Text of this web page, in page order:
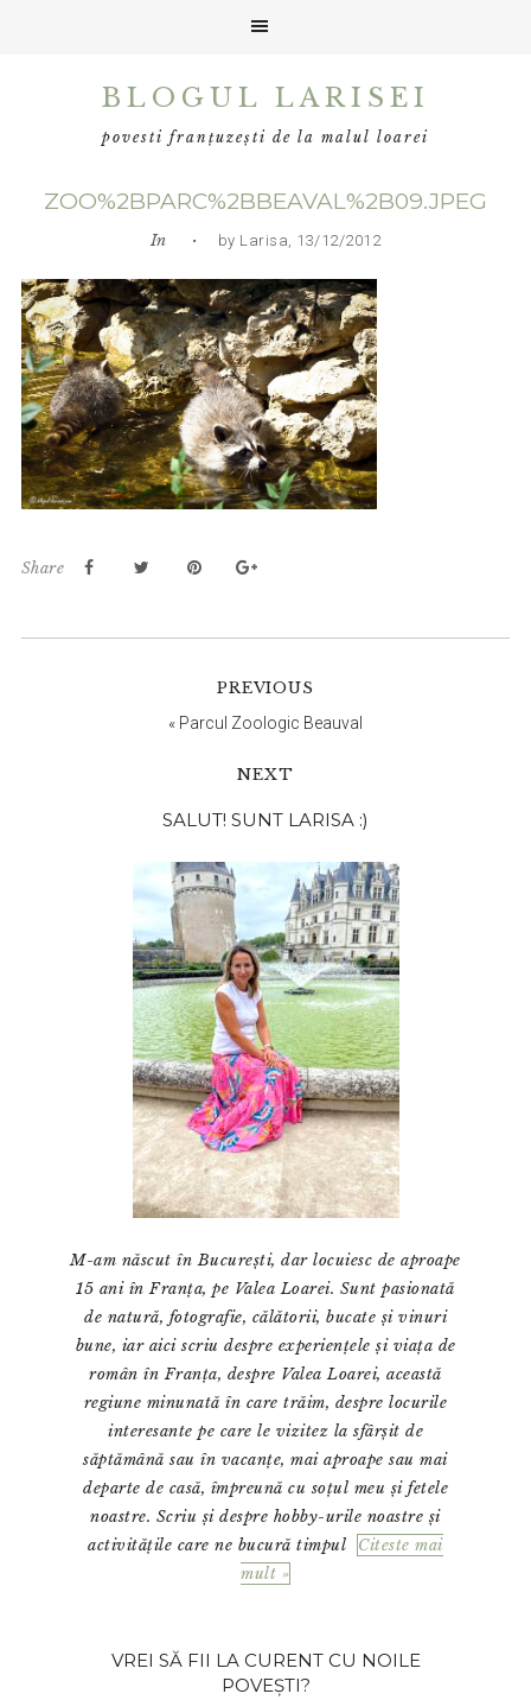
BLOGUL LARISEI
povesti franțuzești de la malul loarei
ZOO%2BPARC%2BBEAVAL%2B09.JPEG
In • by Larisa, 13/12/2012
Share
PREVIOUS
« Parcul Zoologic Beauval
NEXT
principală
SALUT! SUNT LARISA :)
M-am născut în București, dar locuiesc de aproape
15 ani în Franța, pe Valea Loarei. Sunt pasionată
de natură, fotografie, călătorii, bucate și vinuri
bune, iar aici scriu despre experiențele și viața de
român în Franța, despre Valea Loarei, această
regiune minunată în care trăim, despre locurile
interesante pe care le vizitez la sfârșit de
săptămână sau în vacanțe, mai aproape sau mai
departe de casă, împreună cu soțul meu și fetele
noastre. Scriu și despre hobby-urile noastre și
activitățile care ne bucură timpul
Citeste mai
mult »
VREI SĂ FII LA CURENT CU NOILE
POVEȘTI?